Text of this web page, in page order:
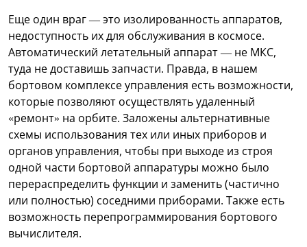
Еще один враг — это изолированность аппаратов,
недоступность их для обслуживания в космосе.
Автоматический летательный аппарат — не МКС,
туда не доставишь запчасти. Правда, в нашем
бортовом комплексе управления есть возможности,
которые позволяют осуществлять удаленный
«ремонт» на орбите. Заложены альтернативные
схемы использования тех или иных приборов и
органов управления, чтобы при выходе из строя
одной части бортовой аппаратуры можно было
перераспределить функции и заменить (частично
или полностью) соседними приборами. Также есть
возможность перепрограммирования бортового
вычислителя.